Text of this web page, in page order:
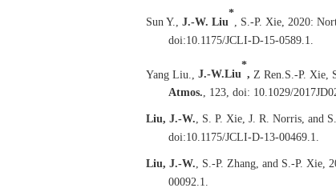
Sun Y., J.-W. Liu
*
, S.-P. Xie, 2020:
doi:10.1175/JCLI-D-15-0589.1.
Yang Liu., J.-W.Liu
*
, Z Ren. S.-P. Xie,
Atmos., 123, doi: 10.1029/
Liu, J.-W., S. P. Xie, J. R. Norris, and
doi:10.1175/JCLI-D-13-00469.1.
Liu, J.-W., S.-P. Zhang, and S.-P. Xie,
00092.1.